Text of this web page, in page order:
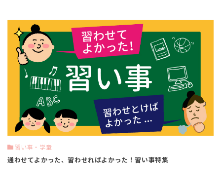
習い事・学童
通わせてよかった、習わせればよかった！習い事特集